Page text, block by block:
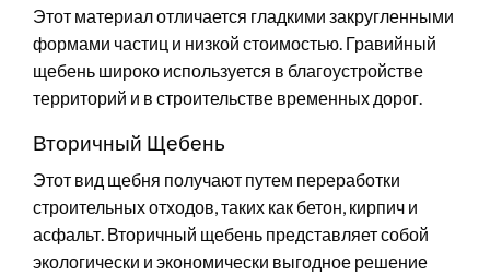
Этот материал отличается гладкими закругленными
формами частиц и низкой стоимостью. Гравийный
щебень широко используется в благоустройстве
территорий и в строительстве временных дорог.
Вторичный Щебень
Этот вид щебня получают путем переработки
строительных отходов, таких как бетон, кирпич и
асфальт. Вторичный щебень представляет собой
экологически и экономически выгодное решение